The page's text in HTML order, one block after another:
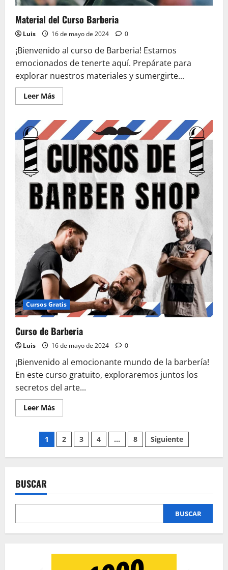
Material del Curso Barberia
Luis 16 de mayo de 2024 0
¡Bienvenido al curso de Barberia! Estamos
emocionados de tenerte aquí. Prepárate para
explorar nuestros materiales y sumergirte...
Leer MásLeer
más
Material
del
Curso
Barberia
Cursos Gratis
Curso de Barberia
Luis 16 de mayo de 2024 0
¡Bienvenido al emocionante mundo de la barbería!
En este curso gratuito, exploraremos juntos los
secretos del arte...
Leer MásLeer
más
Curso
de
Barberia
Paginación
de
entradas
1 2 3 4 … 8 Siguiente
BUSCAR
BUSCAR